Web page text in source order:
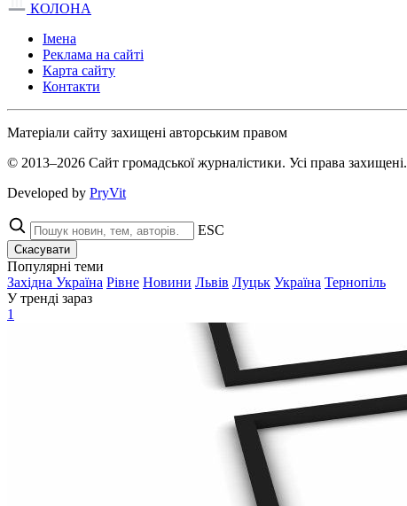
КОЛОНА
Імена
Реклама на сайті
Карта сайту
Контакти
Матеріали сайту захищені авторським правом
© 2013–2026 Сайт громадської журналістики. Усі права захищені.
Developed by PryVit
ESC
Скасувати
Популярні теми
Західна Україна Рівне Новини Львів Луцьк Україна Тернопіль
У тренді зараз
1